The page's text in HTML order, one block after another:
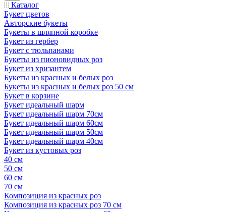
Каталог
Букет цветов
Авторские букеты
Букеты в шляпной коробке
Букет из гербер
Букет с тюльпанами
Букеты из пионовидных роз
Букет из хризантем
Букеты из красных и белых роз
Букеты из красных и белых роз 50 см
Букет в корзине
Букет идеальный шарм
Букет идеальный шарм 70см
Букет идеальный шарм 60см
Букет идеальный шарм 50см
Букет идеальный шарм 40см
Букет из кустовых роз
40 см
50 см
60 см
70 см
Композиция из красных роз
Композиция из красных роз 70 см